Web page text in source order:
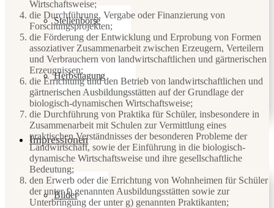
Stellenbörse
Herbsttagung
Impressionen
Bilder
Wirtschaftsweise;
die Durchführung, Vergabe oder Finanzierung von
Forschungsprojekten;
die Förderung der Entwicklung und Erprobung von Formen
assoziativer Zusammenarbeit zwischen Erzeugern, Verteilern
und Verbrauchern von landwirtschaftlichen und gärtnerischen
Erzeugnissen;
die Errichtung und den Betrieb von landwirtschaftlichen und
gärtnerischen Ausbildungsstätten auf der Grundlage der
biologisch-dynamischen Wirtschaftsweise;
die Durchführung von Praktika für Schüler, insbesondere in
Zusammenarbeit mit Schulen zur Vermittlung eines
praktischen Verständnisses der besonderen Probleme der
Landwirtschaft, sowie der Einführung in die biologisch-
dynamische Wirtschaftsweise und ihre gesellschaftliche
Bedeutung;
den Erwerb oder die Errichtung von Wohnheimen für Schüler
der unter f) genannten Ausbildungsstätten sowie zur
Unterbringung der unter g) genannten Praktikanten;